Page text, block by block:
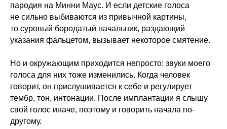
пародия на Минни Маус. И если детские голоса
не сильно выбиваются из привычной картины,
то суровый бородатый начальник, раздающий
указания фальцетом, вызывает некоторое смятение.
Но и окружающим приходится непросто: звуки моего
голоса для них тоже изменились. Когда человек
говорит, он прислушивается к себе и регулирует
тембр, тон, интонации. После имплантации я слышу
свой голос иначе, поэтому и говорить начала по-
другому.